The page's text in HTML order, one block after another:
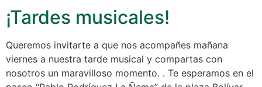
¡Tardes musicales!
Queremos invitarte a que nos acompañes mañana
viernes a nuestra tarde musical y compartas con
nosotros un maravilloso momento. . Te esperamos en el